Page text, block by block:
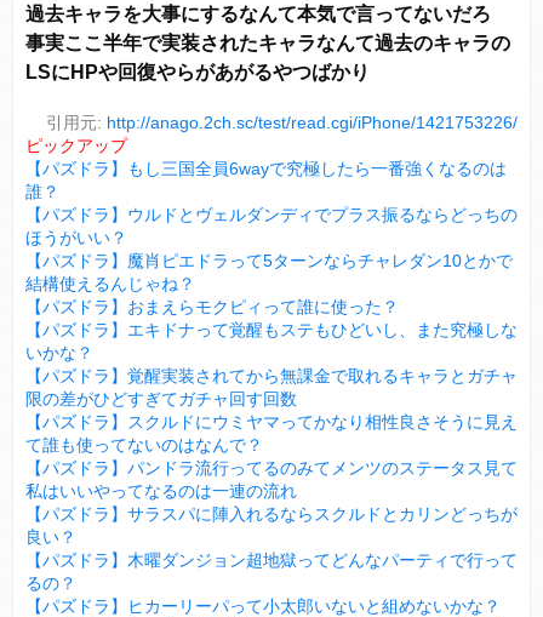
過去キャラを大事にするなんて本気で言ってないだろ
事実ここ半年で実装されたキャラなんて過去のキャラの
LSにHPや回復やらがあがるやつばかり
引用元: http://anago.2ch.sc/test/read.cgi/iPhone/1421753226/
ピックアップ
【パズドラ】もし三国全員6wayで究極したら一番強くなるのは
誰？
【パズドラ】ウルドとヴェルダンディでプラス振るならどっちの
ほうがいい？
【パズドラ】魔肖ピエドラって5ターンならチャレダン10とかで
結構使えるんじゃね？
【パズドラ】おまえらモクピィって誰に使った？
【パズドラ】エキドナって覚醒もステもひどいし、また究極しな
いかな？
【パズドラ】覚醒実装されてから無課金で取れるキャラとガチャ
限の差がひどすぎてガチャ回す回数
【パズドラ】スクルドにウミヤマってかなり相性良さそうに見え
て誰も使ってないのはなんで？
【パズドラ】パンドラ流行ってるのみてメンツのステータス見て
私はいいやってなるのは一連の流れ
【パズドラ】サラスパに陣入れるならスクルドとカリンどっちが
良い？
【パズドラ】木曜ダンジョン超地獄ってどんなパーティで行って
るの？
【パズドラ】ヒカーリーパって小太郎いないと組めないかな？